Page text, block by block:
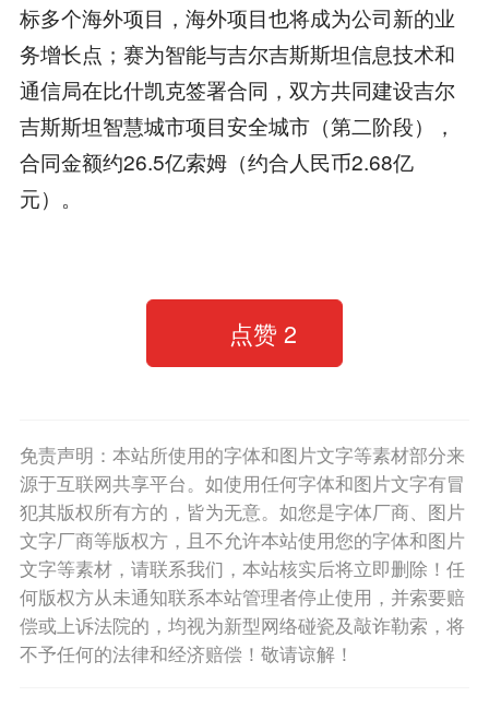
标多个海外项目，海外项目也将成为公司新的业
务增长点；赛为智能与吉尔吉斯斯坦信息技术和
通信局在比什凯克签署合同，双方共同建设吉尔
吉斯斯坦智慧城市项目安全城市（第二阶段），
合同金额约26.5亿索姆（约合人民币2.68亿
元）。
点赞 2
免责声明：本站所使用的字体和图片文字等素材部分来
源于互联网共享平台。如使用任何字体和图片文字有冒
犯其版权所有方的，皆为无意。如您是字体厂商、图片
文字厂商等版权方，且不允许本站使用您的字体和图片
文字等素材，请联系我们，本站核实后将立即删除！任
何版权方从未通知联系本站管理者停止使用，并索要赔
偿或上诉法院的，均视为新型网络碰瓷及敲诈勒索，将
不予任何的法律和经济赔偿！敬请谅解！